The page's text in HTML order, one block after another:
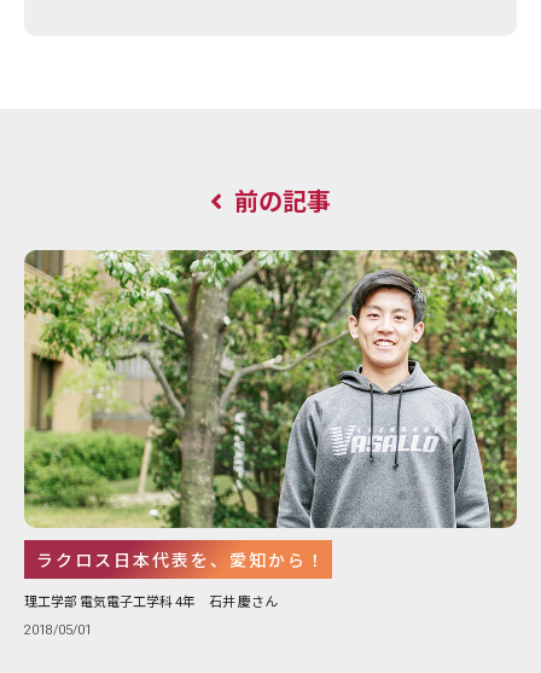
前の記事
ラクロス日本代表を、愛知から！
理工学部 電気電子工学科 4年 石井 慶さん
2018/05/01